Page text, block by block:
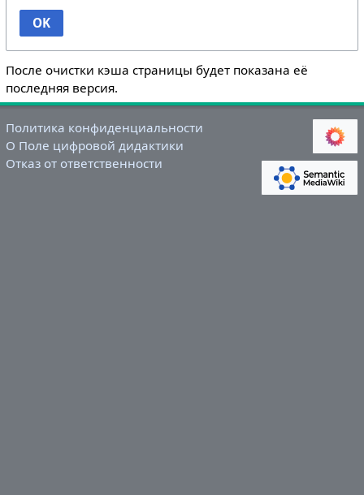
OK
После очистки кэша страницы будет показана её
последняя версия.
Политика конфиденциальности
О Поле цифровой дидактики
Отказ от ответственности